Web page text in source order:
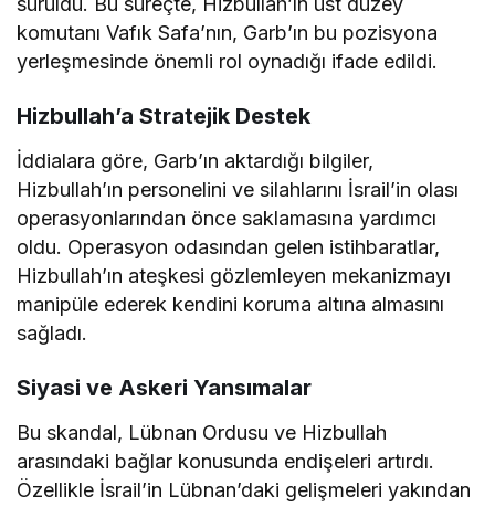
komutanı Vafık Safa’nın, Garb’ın bu pozisyona
yerleşmesinde önemli rol oynadığı ifade edildi.
Hizbullah’a Stratejik Destek
İddialara göre, Garb’ın aktardığı bilgiler,
Hizbullah’ın personelini ve silahlarını İsrail’in olası
operasyonlarından önce saklamasına yardımcı
oldu. Operasyon odasından gelen istihbaratlar,
Hizbullah’ın ateşkesi gözlemleyen mekanizmayı
manipüle ederek kendini koruma altına almasını
sağladı.
Siyasi ve Askeri Yansımalar
Bu skandal, Lübnan Ordusu ve Hizbullah
arasındaki bağlar konusunda endişeleri artırdı.
Özellikle İsrail’in Lübnan’daki gelişmeleri yakından